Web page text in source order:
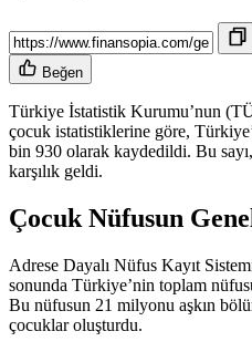
Beğen
Türkiye İstatistik Kurumu’nun
çocuk istatistiklerine göre,
bin 930 olarak kaydedildi. Bu
karşılık geldi.
Çocuk Nüfusun
Adrese Dayalı Nüfus Kayıt
sonunda Türkiye’nin toplam
Bu nüfusun 21 milyonu aşkın
çocuklar oluşturdu.